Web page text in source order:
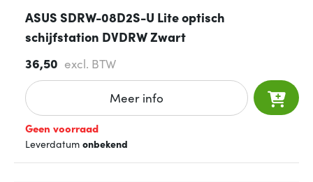
ASUS SDRW-08D2S-U Lite optisch
schijfstation DVDRW Zwart
36,50 excl. BTW
Meer info
Geen voorraad
Leverdatum onbekend